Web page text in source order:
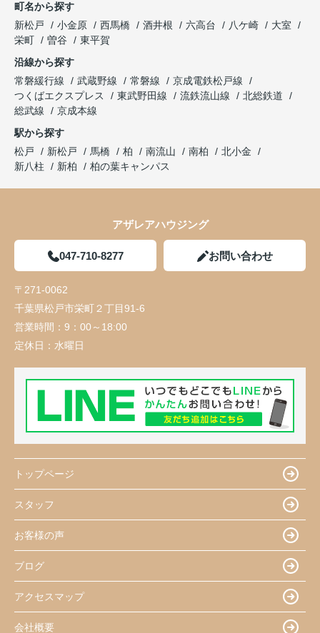
町名から探す
新松戸
小金原 西馬橋 酒井根 六高台 八ケ崎
大室
栄町
曽谷
東平賀
沿線から探す
常磐緩行線
武蔵野線 常磐線
京成電鉄松戸線
つくばエクスプレス
東武野田線 流鉄流山線
北総鉄道
総武線
京成本線
駅から探す
松戸
新松戸 馬橋 柏 南流山 南柏
北小金
新八柱
新柏 柏の葉キャンパス
アザレアハウジング
047-710-8277 お問い合わせ
〒271-0062
千葉県松戸市栄町２丁目91-6
営業時間： 9：00～18:00
定休日： 水曜日
トップページ
スタッフ
お客様の声
ブログ
アクセスマップ
会社概要